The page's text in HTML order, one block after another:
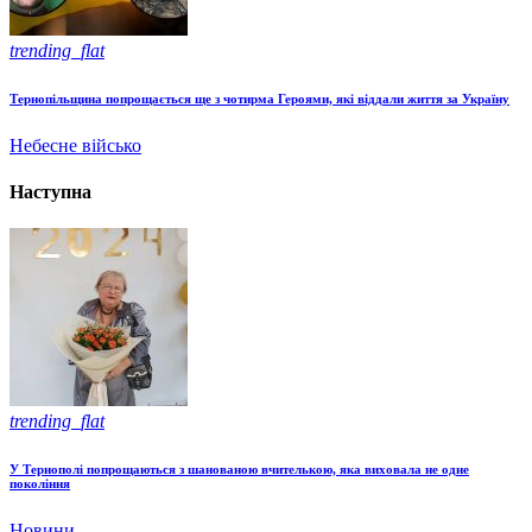
trending_flat
Тернопільщина попрощається ще з чотирма Героями, які віддали життя за Україну
Небесне військо
Наступна
trending_flat
У Тернополі попрощаються з шанованою вчителькою, яка виховала не одне
покоління